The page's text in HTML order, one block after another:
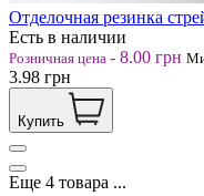
Отделочная резинка
Есть в наличии
Розничная цена - 8.00 грн
3.98 грн
Купить
Еще 4 товара ...